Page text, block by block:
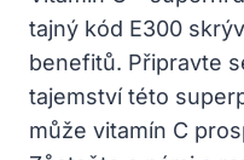
tajný kód E300
benefitů. Připravte
tajemství této
může vitamín C